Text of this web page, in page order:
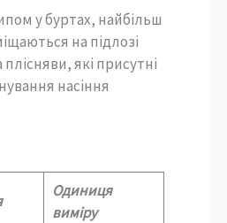
у буртах, найбільш
на підлозі
які присутні
насіння
Одиниця
виміру